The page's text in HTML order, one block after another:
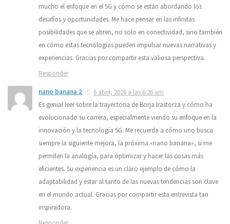
mucho el enfoque en el 5G y cómo se están abordando los
desafíos y oportunidades. Me hace pensar en las infinitas
posibilidades que se abren, no solo en conectividad, sino también
en cómo estas tecnologías pueden impulsar nuevas narrativas y
experiencias. Gracias por compartir esta valiosa perspectiva.
Responder
nano banana 2
6 abril, 2026 a las 6:26 am
Es genial leer sobre la trayectoria de Borja Irastorza y cómo ha
evolucionado su carrera, especialmente viendo su enfoque en la
innovación y la tecnología 5G. Me recuerda a cómo uno busca
siempre la siguiente mejora, la próxima «nano banana», si me
permiten la analogía, para optimizar y hacer las cosas más
eficientes. Su experiencia es un claro ejemplo de cómo la
adaptabilidad y estar al tanto de las nuevas tendencias son clave
en el mundo actual. Gracias por compartir esta entrevista tan
inspiradora.